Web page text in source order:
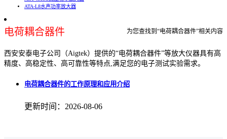
ATA-L8水声功率放大器
电荷耦合器件 为您查找到“电荷耦合器件”相关内容
西安安泰电子公司（Aigtek）提供的“电荷耦合器件”等放大仪器具有高
精度、高稳定性、高可靠性等特点,满足您的电子测试实验需求。
电荷耦合器件的工作原理和应用介绍
更新时间：2026-08-06